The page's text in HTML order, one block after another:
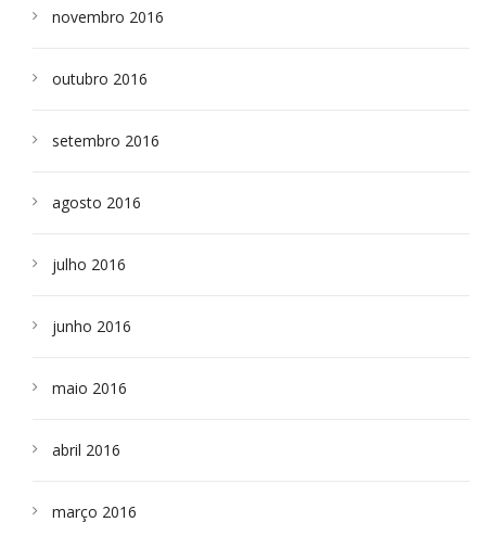
novembro 2016
outubro 2016
setembro 2016
agosto 2016
julho 2016
junho 2016
maio 2016
abril 2016
março 2016